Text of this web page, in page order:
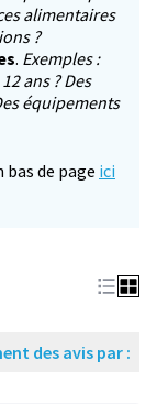
alimentaires
?
. Exemples :
ans ? Des
équipements
de page ici
des avis par :